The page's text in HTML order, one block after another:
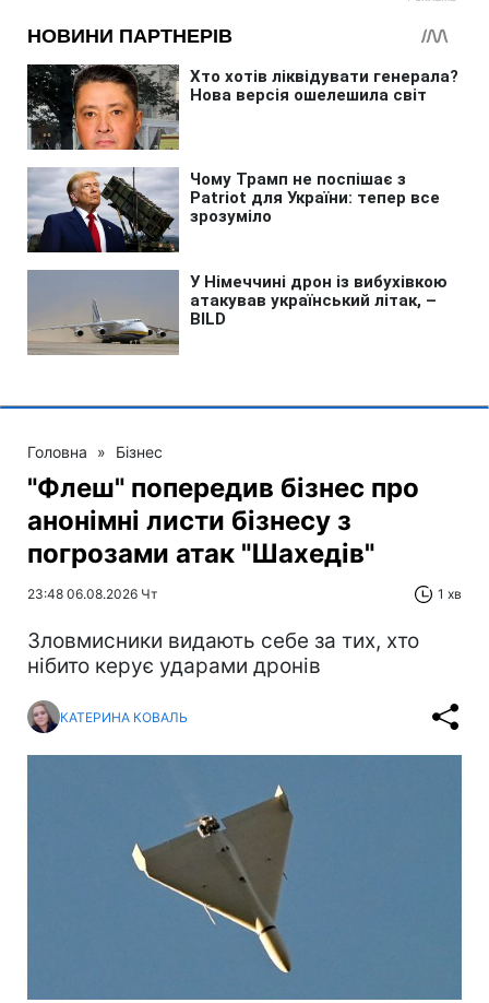
Головна » Бізнес
"Флеш" попередив бізнес про
анонімні листи бізнесу з
погрозами атак "Шахедів"
23:48 06.08.2026 Чт 1 хв
Зловмисники видають себе за тих, хто
нібито керує ударами дронів
КАТЕРИНА КОВАЛЬ